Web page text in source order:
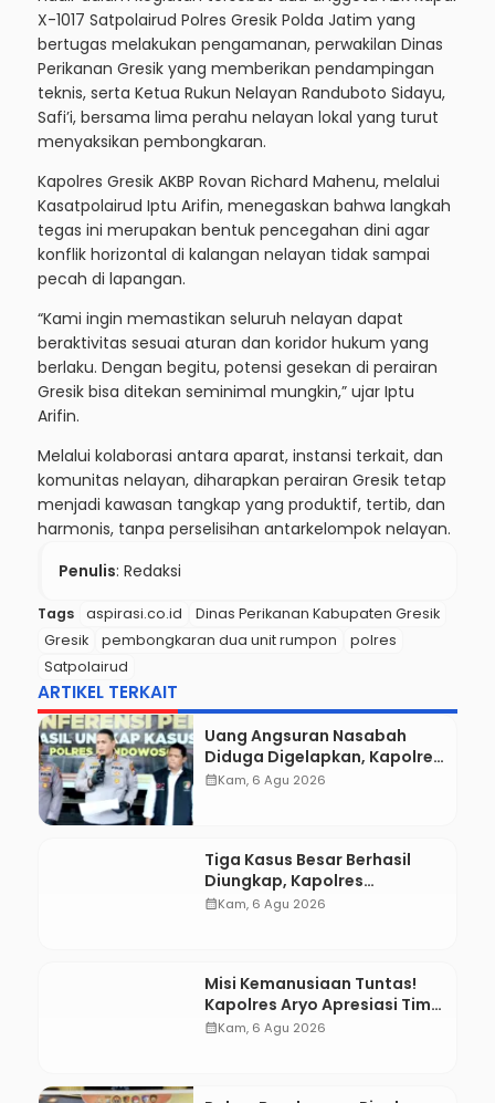
Kegiatan ini melibatkan berbagai unsur guna
memastikan proses berjalan aman, tertib, dan sesuai
prosedur.
Hadir dalam kegiatan tersebut dua anggota ABK Kapal
X-1017 Satpolairud Polres Gresik Polda Jatim yang
bertugas melakukan pengamanan, perwakilan Dinas
Perikanan Gresik yang memberikan pendampingan
teknis, serta Ketua Rukun Nelayan Randuboto Sidayu,
Safi’i, bersama lima perahu nelayan lokal yang turut
menyaksikan pembongkaran.
Baca juga:
Jalur Gumitir Dibuka Lebih Cepat, Satlantas
Polres Jember Ingatkan Pengendara
Kapolres Gresik AKBP Rovan Richard Mahenu, melalui
tegas ini merupakan bentuk pencegahan dini agar
konflik horizontal di kalangan nelayan tidak sampai
pecah di lapangan.
“Kami ingin memastikan seluruh nelayan dapat
beraktivitas sesuai aturan dan koridor hukum yang
Gresik bisa ditekan seminimal mungkin,” ujar Iptu
Arifin.
Melalui kolaborasi antara aparat, instansi terkait, dan
komunitas nelayan, diharapkan perairan Gresik tetap
menjadi kawasan tangkap yang produktif, tertib, dan
harmonis, tanpa perselisihan antarkelompok nelayan.
Penulis: Redaksi
pembongkaran dua unit rumpon
polres
Diduga Digelapkan, Kapolres
Aryo Seret Karyawan KSP ke
Meja Hijau
calendar_monthKam, 6 Agu 2026